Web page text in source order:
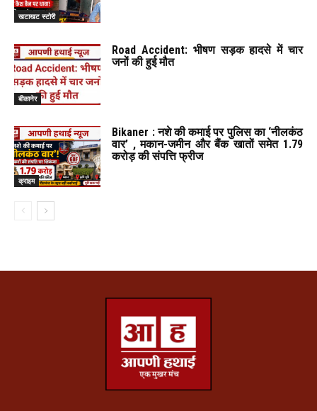
खटाखट स्टोरी
बीकानेर
Road Accident: भीषण सड़क हादसे में चार
जनों की हुई मौत
क्राइम
Bikaner : नशे की कमाई पर पुलिस का ‘नीलकंठ
वार’ , मकान-जमीन और बैंक खातों समेत 1.79
करोड़ की संपत्ति फ्रीज